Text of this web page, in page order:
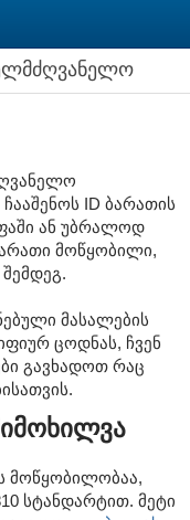
ID ბარათის
ან უბრალოდ
მოწყობილი,
მასალების
ცოდნას, ჩვენ
გავხადოთ რაც
მოწყობილობაა,
სტანდარტით. მეტი